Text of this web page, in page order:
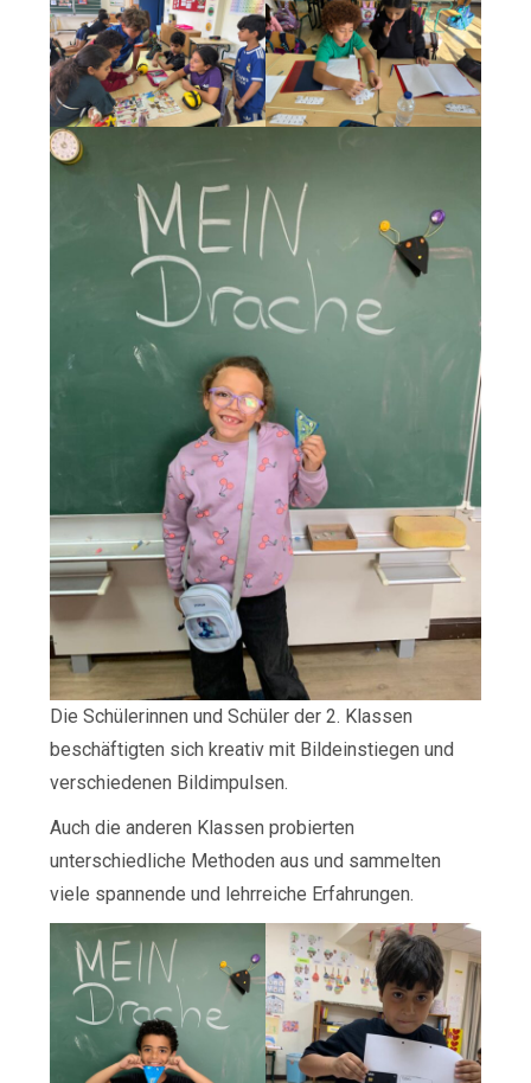
Die Schülerinnen und Schüler der 2. Klassen
beschäftigten sich kreativ mit Bildeinstiegen und
verschiedenen Bildimpulsen.
Auch die anderen Klassen probierten
unterschiedliche Methoden aus und sammelten
viele spannende und lehrreiche Erfahrungen.